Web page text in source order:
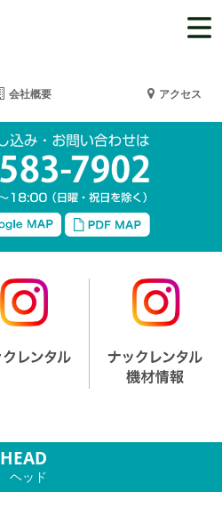
会社概要 アクセス
HEAD
ヘッド